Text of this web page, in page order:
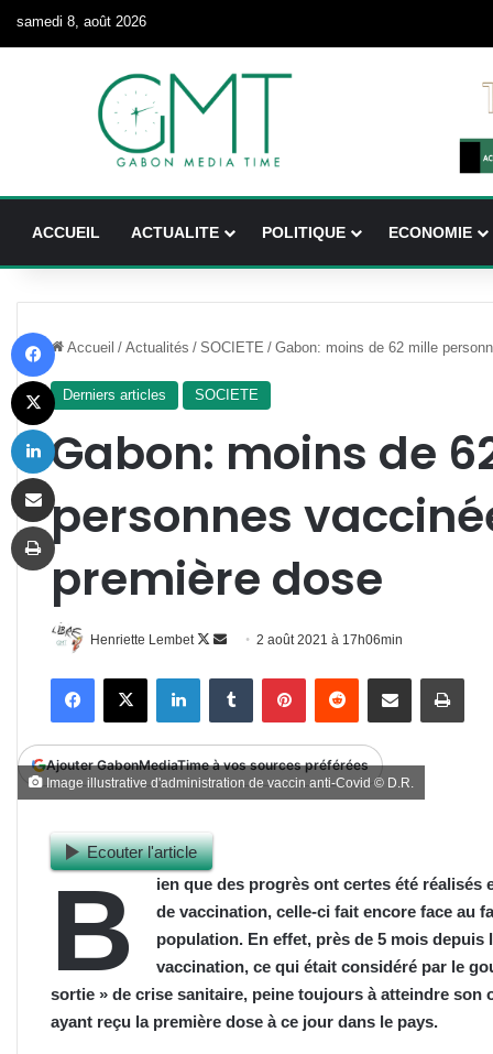
samedi 8, août 2026
ACCUEIL ACTUALITE POLITIQUE ECONOMIE
Accueil / Actualités / SOCIETE / Gabon: moins de 62 mille
Derniers articles SOCIETE
Gabon: moins de
personnes
première dose
Henriette Lembet
Follow
Envoyer
courriel
2 août 2021 à 17h06min
FacebookX LinkedinTumblr PinterestReddit Partager par email
Ajouter GabonMediaTime à vos sources préférées
Image illustrative d'administration de vaccin anti-Covid © D.R.
Ecouter l'article
B
ien que des progrès ont certes été réalisés
de vaccination, celle-ci fait encore face au
population. En effet, près de 5 mois depuis
vaccination, ce qui était considéré par le
sortie » de crise sanitaire, peine toujours à atteindre son
ayant reçu la première dose à ce jour dans le pays.
X
Imprimer